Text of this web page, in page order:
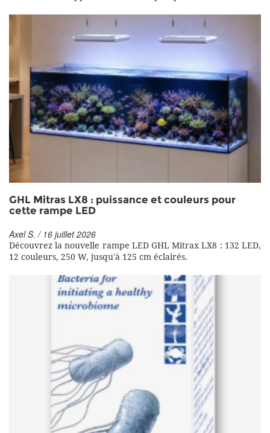
GHL Mitras LX8 : puissance et couleurs pour
cette rampe LED
Axel S. / 16 juillet 2026
Découvrez la nouvelle rampe LED GHL Mitrax LX8 : 132 LED,
12 couleurs, 250 W, jusqu'à 125 cm éclairés.